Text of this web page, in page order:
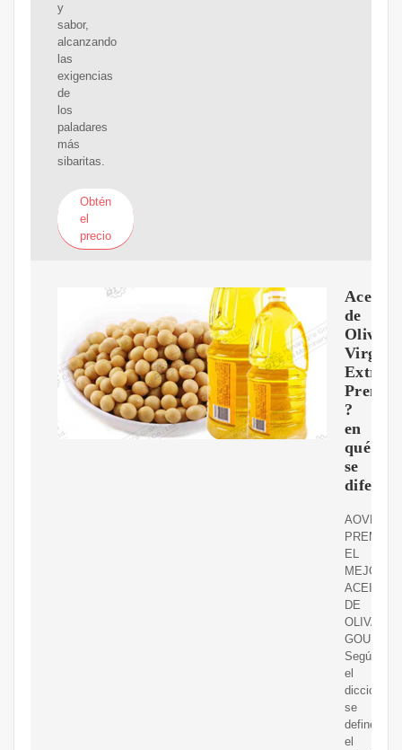
y
sabor,
alcanzando
las
exigencias
de
los
paladares
más
sibaritas.
Obtén
el
precio
Aceite
de
Oliva
Virgen
Extra
?
en
qué
se
AOVE
EL
MEJOR
ACEITE
DE
OLIVA
Según
el
se
define
el